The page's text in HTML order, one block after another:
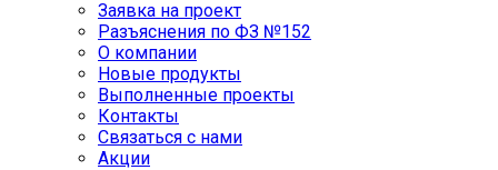
Заявка на проект
Разъяснения по ФЗ №152
О компании
Новые продукты
Выполненные проекты
Контакты
Связаться с нами
Акции